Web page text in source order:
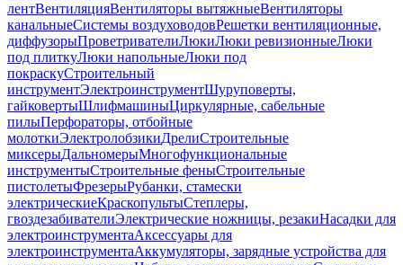
лентВентиляцияВентиляторы вытяжныеВентиляторы
канальныеСистемы воздуховодовРешетки вентиляционные,
диффузорыПроветривателиЛюкиЛюки ревизионныеЛюки
под плиткуЛюки напольныеЛюки под
покраскуСтроительный
инструментЭлектроинструментШуруповерты,
гайковертыШлифмашиныЦиркулярные, сабельные
пилыПерфораторы, отбойные
молоткиЭлектролобзикиДрелиСтроительные
миксерыДальномерыМногофункциональные
инструментыСтроительные феныСтроительные
пистолетыФрезерыРубанки, стамески
электрическиеКраскопультыСтеплеры,
гвоздезабивателиЭлектрические ножницы, резакиНасадки для
электроинструментаАксессуары для
электроинструментаАккумуляторы, зарядные устройства для